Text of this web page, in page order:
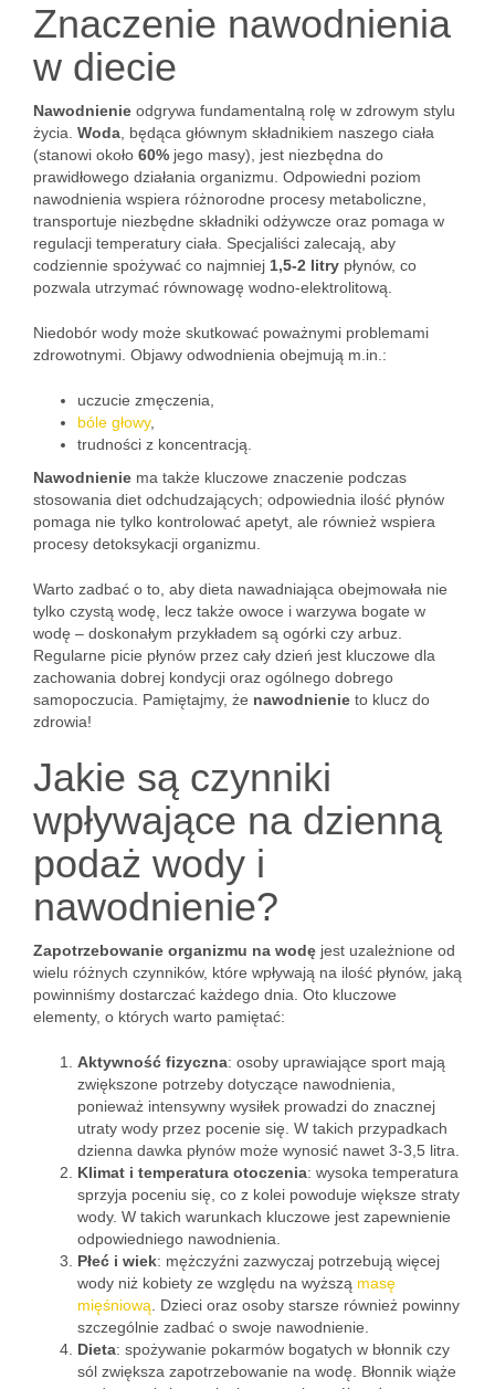
Znaczenie nawodnienia
w diecie
Nawodnienie odgrywa fundamentalną rolę w zdrowym stylu
życia. Woda , będąca głównym składnikiem naszego ciała
(stanowi około 60% jego masy), jest niezbędna do
prawidłowego działania organizmu. Odpowiedni poziom
nawodnienia wspiera różnorodne procesy metaboliczne,
transportuje niezbędne składniki odżywcze oraz pomaga w
regulacji temperatury ciała. Specjaliści zalecają, aby
codziennie spożywać co najmniej 1,5-2 litry płynów, co
pozwala utrzymać równowagę wodno-elektrolitową.
Niedobór wody może skutkować poważnymi problemami
zdrowotnymi. Objawy odwodnienia obejmują m.in.:
uczucie zmęczenia,
bóle głowy,
trudności z koncentracją.
Nawodnienie ma także kluczowe znaczenie podczas
stosowania diet odchudzających; odpowiednia ilość płynów
pomaga nie tylko kontrolować apetyt, ale również wspiera
procesy detoksykacji organizmu.
Warto zadbać o to, aby dieta nawadniająca obejmowała nie
tylko czystą wodę, lecz także owoce i warzywa bogate w
wodę – doskonałym przykładem są ogórki czy arbuz.
Regularne picie płynów przez cały dzień jest kluczowe dla
zachowania dobrej kondycji oraz ogólnego dobrego
samopoczucia. Pamiętajmy, że nawodnienie to klucz do
zdrowia!
Jakie są czynniki
wpływające na dzienną
podaż wody i
nawodnienie?
Zapotrzebowanie organizmu na wodę jest uzależnione od
wielu różnych czynników, które wpływają na ilość płynów, jaką
powinniśmy dostarczać każdego dnia. Oto kluczowe
elementy, o których warto pamiętać:
Aktywność fizyczna: osoby uprawiające sport mają
zwiększone potrzeby dotyczące nawodnienia,
ponieważ intensywny wysiłek prowadzi do znacznej
utraty wody przez pocenie się. W takich przypadkach
dzienna dawka płynów może wynosić nawet 3-3,5 litra.
Klimat i temperatura otoczenia: wysoka temperatura
sprzyja poceniu się, co z kolei powoduje większe straty
wody. W takich warunkach kluczowe jest zapewnienie
odpowiedniego nawodnienia.
Płeć i wiek: mężczyźni zazwyczaj potrzebują więcej
wody niż kobiety ze względu na wyższą masę
mięśniową . Dzieci oraz osoby starsze również powinny
szczególnie zadbać o swoje nawodnienie.
Dieta: spożywanie pokarmów bogatych w błonnik czy
sól zwiększa zapotrzebowanie na wodę. Błonnik wiąże